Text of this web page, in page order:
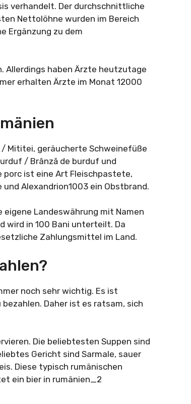
verhandelt. Der durchschnittliche
Nettolöhne wurden im Bereich
Ergänzung zu dem
Allerdings haben Ärzte heutzutage
erhalten Ärzte im Monat 12000
Mititei, geräucherte Schweinefüße
/ Brânză de burduf und
porc ist eine Art Fleischpastete,
Alexandrion1003 ein Obstbrand.
eigene Landeswährung mit Namen
wird in 100 Bani unterteilt. Da
Zahlungsmittel im Land.
noch sehr wichtig. Es ist
Daher ist es ratsam, sich
Die beliebtesten Suppen sind
Gericht sind Sarmale, sauer
Diese typisch rumänischen